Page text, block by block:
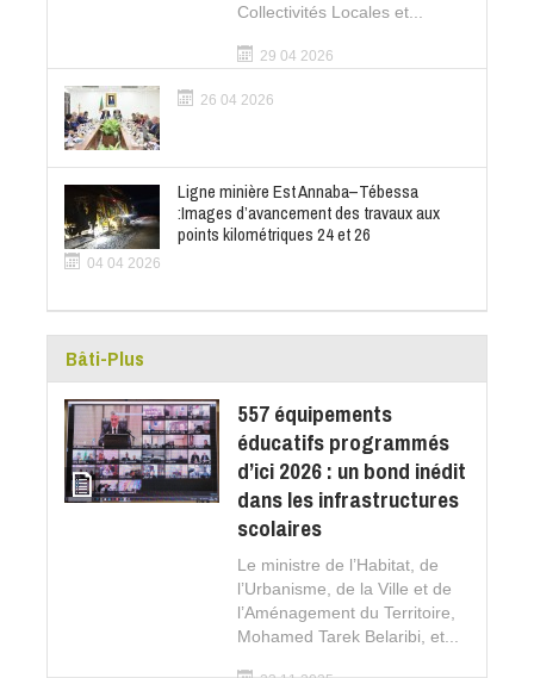
Collectivités Locales et...
29 04 2026
26 04 2026
Ligne minière Est Annaba–Tébessa
:Images d’avancement des travaux aux
points kilométriques 24 et 26
04 04 2026
Bâti-Plus
557 équipements
éducatifs programmés
d’ici 2026 : un bond inédit
dans les infrastructures
scolaires
Le ministre de l’Habitat, de
l’Urbanisme, de la Ville et de
l’Aménagement du Territoire,
Mohamed Tarek Belaribi, et...